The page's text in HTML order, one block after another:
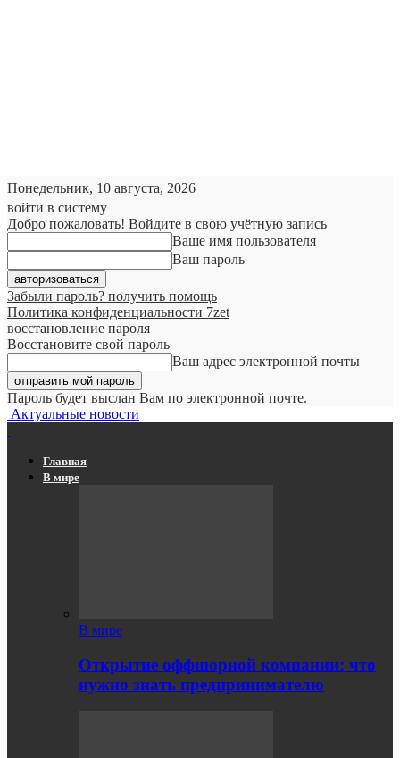
Понедельник, 10 августа, 2026
войти в систему
Добро пожаловать! Войдите в свою учётную запись
Ваше имя пользователя
Ваш пароль
Забыли пароль? получить помощь
Политика конфиденциальности 7zet
восстановление пароля
Восстановите свой пароль
Ваш адрес электронной почты
Пароль будет выслан Вам по электронной почте.
Актуальные новости
Главная
В мире
В мире
Открытие оффшорной компании: что
нужно знать предпринимателю